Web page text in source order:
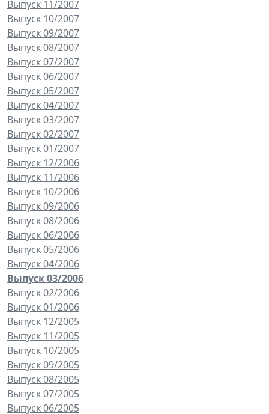
Выпуск 11/2007
Выпуск 10/2007
Выпуск 09/2007
Выпуск 08/2007
Выпуск 07/2007
Выпуск 06/2007
Выпуск 05/2007
Выпуск 04/2007
Выпуск 03/2007
Выпуск 02/2007
Выпуск 01/2007
Выпуск 12/2006
Выпуск 11/2006
Выпуск 10/2006
Выпуск 09/2006
Выпуск 08/2006
Выпуск 06/2006
Выпуск 05/2006
Выпуск 04/2006
Выпуск 03/2006
Выпуск 02/2006
Выпуск 01/2006
Выпуск 12/2005
Выпуск 11/2005
Выпуск 10/2005
Выпуск 09/2005
Выпуск 08/2005
Выпуск 07/2005
Выпуск 06/2005